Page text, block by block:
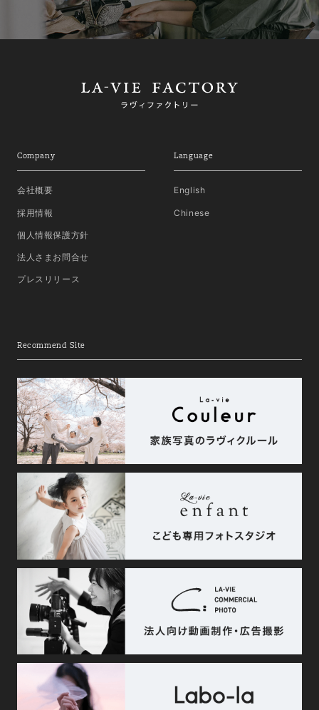
Company
会社概要
採用情報
個人情報保護方針
法人さまお問合せ
プレスリリース
Language
English
Chinese
Recommend Site